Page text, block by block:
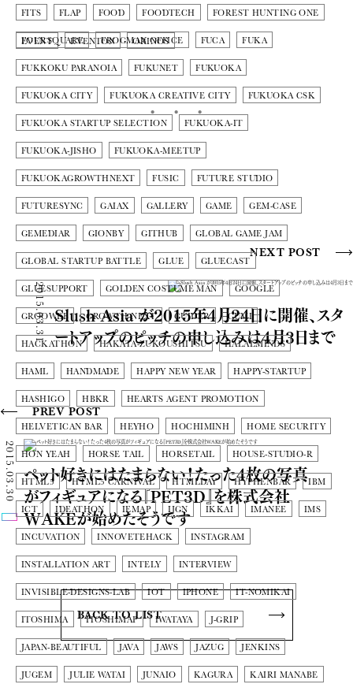
FITS FLAP FOOD FOODTECH FOREST HUNTING ONE
FOURSQUARE FROGMAN OFFICE FUCA FUKA
FUKKOKU PARANOIA FUKUNET FUKUOKA
FUKUOKA CITY FUKUOKA CREATIVE CITY FUKUOKA CSK
FUKUOKA STARTUP SELECTION FUKUOKA-IT
FUKUOKA-JISHO FUKUOKA-MEETUP
FUKUOKAGROWTHNEXT FUSIC FUTURE STUDIO
FUTURESYNC GAIAX GALLERY GAME GEM-CASE
GEMEDIAR GIONBY GITHUB GLOBAL GAME JAM
GLOBAL STARTUP BATTLE GLUE GLUECAST
GLUESUPPORT GOLDEN COSTUME MAN GOOGLE
GROOWEB GROWTH NEXT GUIDER GUMI
HACKATHON HAKATA-ZUKOUSHITSU HALALMINDS
HAML HANDMADE HAPPY NEW YEAR HAPPY-STARTUP
HASHIGO HBKR HEARTS AGENT PROMOTION
HELVETICAN BAR HEYHO HOCHIMINH HOME SECURITY
HON YEAH HORSE TAIL HORSETAIL HOUSE-STUDIO-R
HTML5 HTML5 CARNIVAL HTMLDAY HYPHENBAR IBM
ICT IDEATHON IEMAP IJGN IKKAI IMANEE IMS
INCUVATION INNOVETEHACK INSTAGRAM
INSTALLATION ART INTELY INTERVIEW
INVISIBLE-DESIGNS-LAB IOT IPHONE IT-NOMIKAI
ITOSHIMA ITOSHIMAP IWATAYA J-GRIP
JAPAN-BEAUTIFUL JAVA JAWS JAZUG JENKINS
JUGEM JULIE WATAI JUNAIO KAGURA KAIRI MANABE
EVENT EVENTON ORINOS
PREV POST
ペット好きにはたまらない！たった4枚の写真
がフィギュアになる『PET3D』を株式会社
WAKEが始めたそうです
2015.03.30
NEXT POST
Slush Asia が2015年4月24日に開催、スタ
ートアップのピッチの申し込みは4月3日まで
2015.03.31
BACK TO LIST